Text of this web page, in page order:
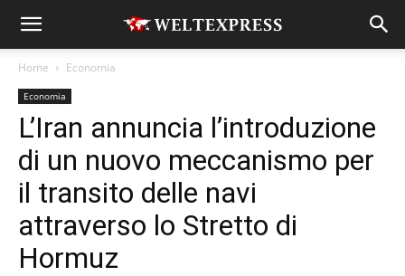
Home Economia
Economia
L’Iran annuncia l’introduzione
di un nuovo meccanismo per
il transito delle navi
attraverso lo Stretto di
Hormuz